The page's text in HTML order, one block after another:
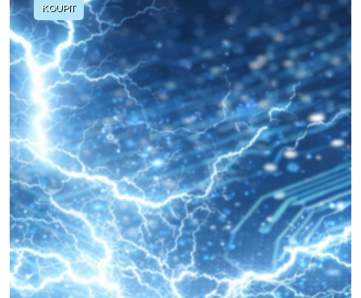
KOUPIT